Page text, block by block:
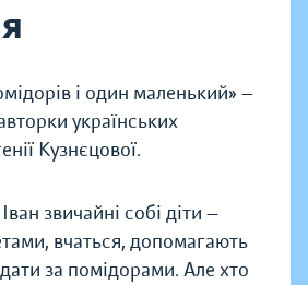
і один маленький» —
українських
Кузнєцової.
звичайні собі діти —
вчаться, допомагають
за помідорами. Але хто